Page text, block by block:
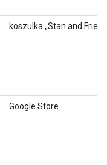
koszulka „Stan and
Google Store